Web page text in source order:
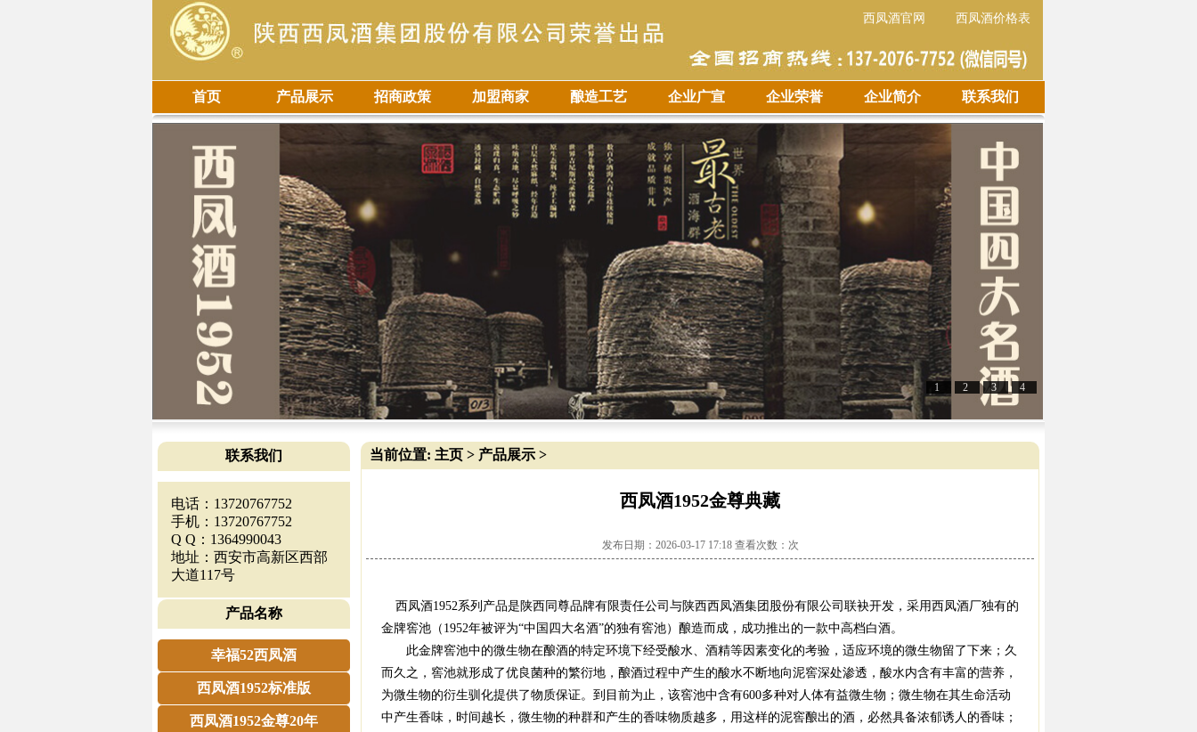
西凤酒官网 西凤酒价格表
首页 产品展示 招商政策 加盟商家 酿造工艺 企业广宣 企业荣誉 企业简介 联系我们
1 2 3 4
联系我们
电话：13720767752
手机：13720767752
Q Q：1364990043
地址：西安市高新区西部
大道117号
产品名称
幸福52西凤酒
西凤酒1952标准版
西凤酒1952金尊20年
当前位置: 主页 > 产品展示 >
西凤酒1952金尊典藏
发布日期：2026-03-17 17:18 查看次数： 次
西凤酒1952系列产品是陕西同尊品牌有限责任公司与陕西西凤酒集团股份有限公司联袂开发，采用西凤酒厂独有的
金牌窖池（1952年被评为“中国四大名酒”的独有窖池）酿造而成，成功推出的一款中高档白酒。
此金牌窖池中的微生物在酿酒的特定环境下经受酸水、酒精等因素变化的考验，适应环境的微生物留了下来；久
而久之，窖池就形成了优良菌种的繁衍地，酿酒过程中产生的酸水不断地向泥窖深处渗透，酸水内含有丰富的营养，
为微生物的衍生驯化提供了物质保证。到目前为止，该窖池中含有600多种对人体有益微生物；微生物在其生命活动
中产生香味，时间越长，微生物的种群和产生的香味物质越多，用这样的泥窖酿出的酒，必然具备浓郁诱人的香味；